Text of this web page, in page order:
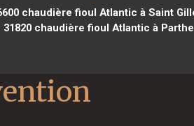
chaudière fioul Atlantic à Saint
chaudière fioul Atlantic à